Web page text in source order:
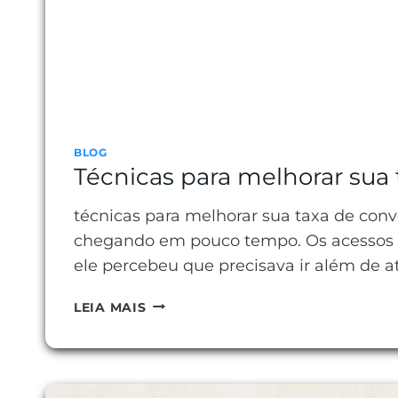
BLOG
Técnicas para melhorar
técnicas para melhorar sua taxa de
chegando em pouco tempo. Os
ele percebeu que precisava ir além de
LEIA MAISTÉCNICAS
MELHORAR
SUA